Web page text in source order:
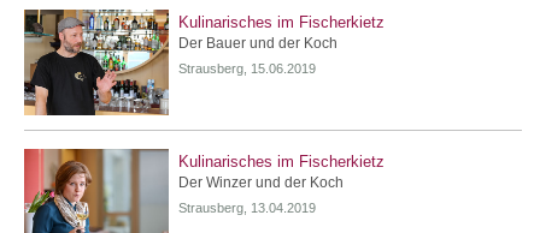
Kulinarisches im Fischerkietz
Der Bauer und der Koch
Strausberg, 15.06.2019
Kulinarisches im Fischerkietz
Der Winzer und der Koch
Strausberg, 13.04.2019